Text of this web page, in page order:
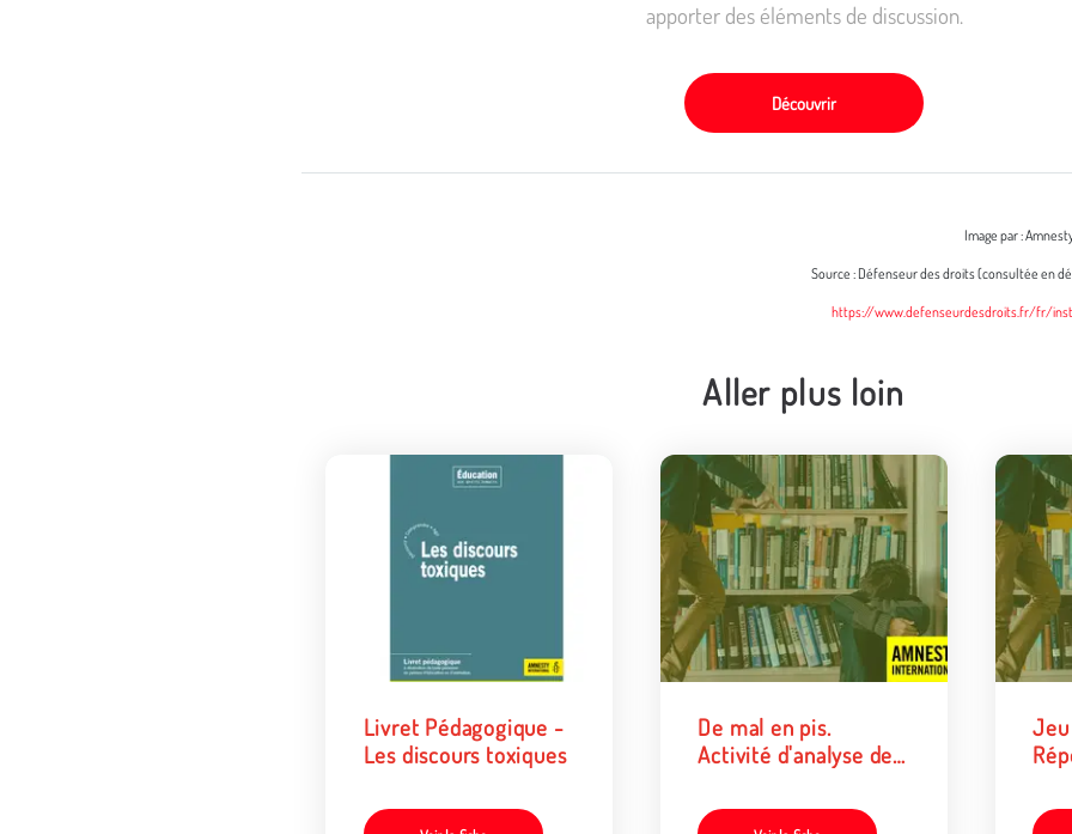
apporter des éléments de discussion.
Découvrir
Image par :
Source : Défenseur des droits (consultée en
https://www.defenseurdesdroits.fr/fr/
Aller plus loin
Livret Pédagogique -
Les discours toxiques
De mal en pis.
Activité d'analyse des